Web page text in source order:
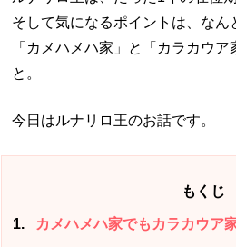
そして気になるポイントは、なん
「カメハメハ家」と「カラカウ
と。
今日はルナリロ王のお話です。
もくじ
1 カメハメハ家でもカラカウア